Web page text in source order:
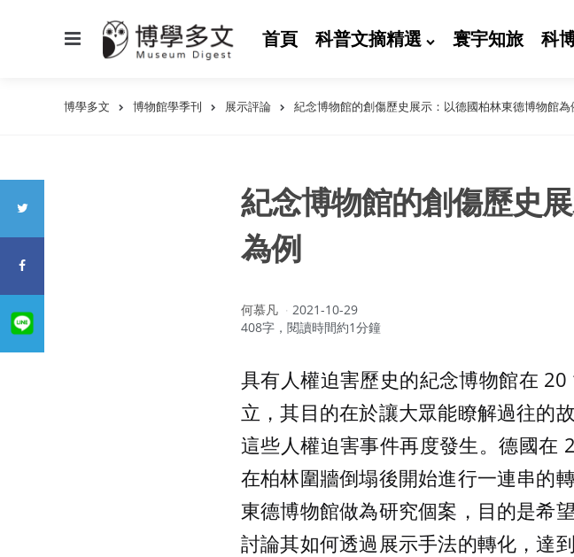
首頁 科普文摘精選 寰宇知旅 科
博學多文 博物館學季刊 展示評論 紀念博物館的創傷歷史展示：以德國柏林東德博物館為
紀念博物館的創傷歷史
為例
作
者：
何慕凡
2021-10-29
408字，閱讀時間約1分鐘
具有人權迫害歷史的紀念博物館在
立，其目的在於讓大眾能瞭解過往的
這些人權迫害事件再度發生。德國在
在柏林圍牆倒塌後開始進行一連串的
東德博物館做為研究個案，目的是希
討論其如何透過展示手法的轉化，達